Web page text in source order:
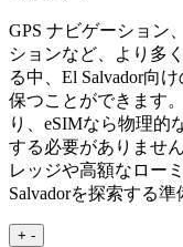
GPS ナビゲーション
ションなど、より多
る中、El Salvador向
保つことができます
り、eSIMなら物理的
する必要がありませ
レッジや高額なロー
Salvadorを探索する準
+ -